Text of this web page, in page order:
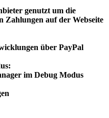
genutzt um die
Zahlungen auf der Webseite
über PayPal
im Debug Modus